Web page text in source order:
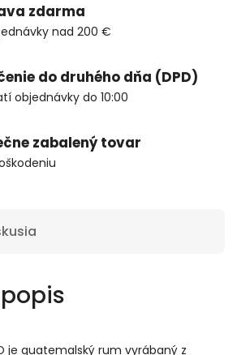
zdarma
nad 200 €
do druhého dňa (DPD)
objednávky do 10:00
zabalený tovar
je guatemalský rum vyrábaný z